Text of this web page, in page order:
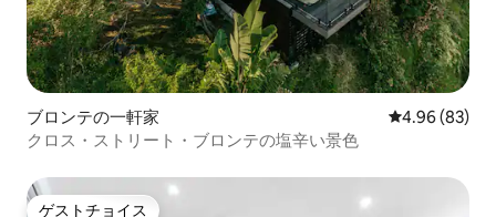
ブロンテの一軒家 レビュー83
4.96 (83)
クロス・ストリート・ブロンテの塩辛い景色
ゲストチョイス